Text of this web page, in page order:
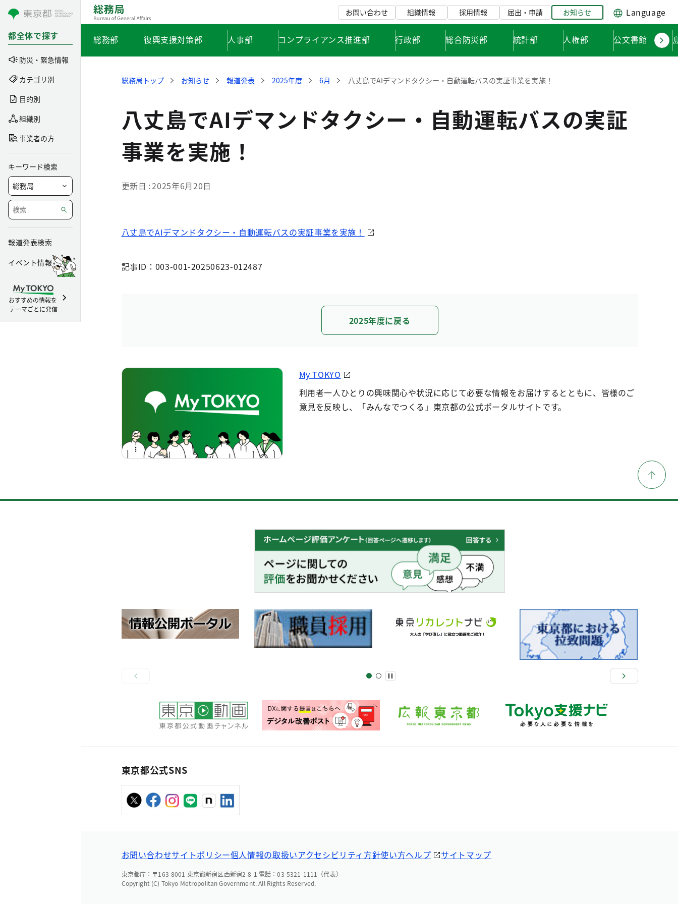
コンテンツにスキップ
都全体で探す
防災・緊急情報
カテゴリ別
目的別
組織別
事業者の方
キーワード検索
報道発表検索
イベント情報
おすすめの情報を
テーマごとに発信
お問い合わせ 組織情報 採用情報 届出・申請 お知らせ Language
総務部 復興支援対策部 人事部 コンプライアンス推進部 行政部 総合防災部 統計部 人権部 公文書館
総務局トップ お知らせ 報道発表 2025年度 6月 八丈島でAIデマンドタクシー・自動運転バスの実証事業を実施！
八丈島でAIデマンドタクシー・自動運転バスの実証
事業を実施！
更新日 2025年6月20日
八丈島でAIデマンドタクシー・自動運転バスの実証事業を実施！
記事ID：003-001-20250623-012487
2025年度に戻る
My TOKYO
利用者一人ひとりの興味関心や状況に応じて必要な情報をお届けするとともに、皆様のご
意見を反映し、「みんなでつくる」東京都の公式ポータルサイトです。
東京都公式SNS
お問い合わせサイトポリシー個人情報の取扱いアクセシビリティ方針使い方ヘルプ サイトマップ
東京都庁：〒163-8001 東京都新宿区西新宿2-8-1 電話：03-5321-1111（代表）
Copyright (C) Tokyo Metropolitan Government. All Rights Reserved.